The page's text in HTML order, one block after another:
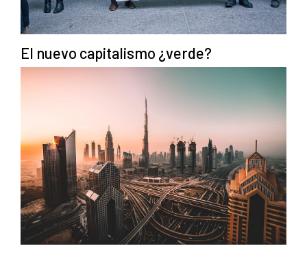
El nuevo capitalismo ¿verde?